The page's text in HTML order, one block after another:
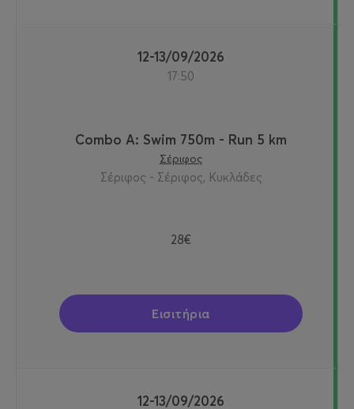
12-13/09/2026
17:50
Combo A: Swim 750m - Run 5 km
Σέριφος
Σέριφος - Σέριφος, Κυκλάδες
28€
Εισιτήρια
12-13/09/2026